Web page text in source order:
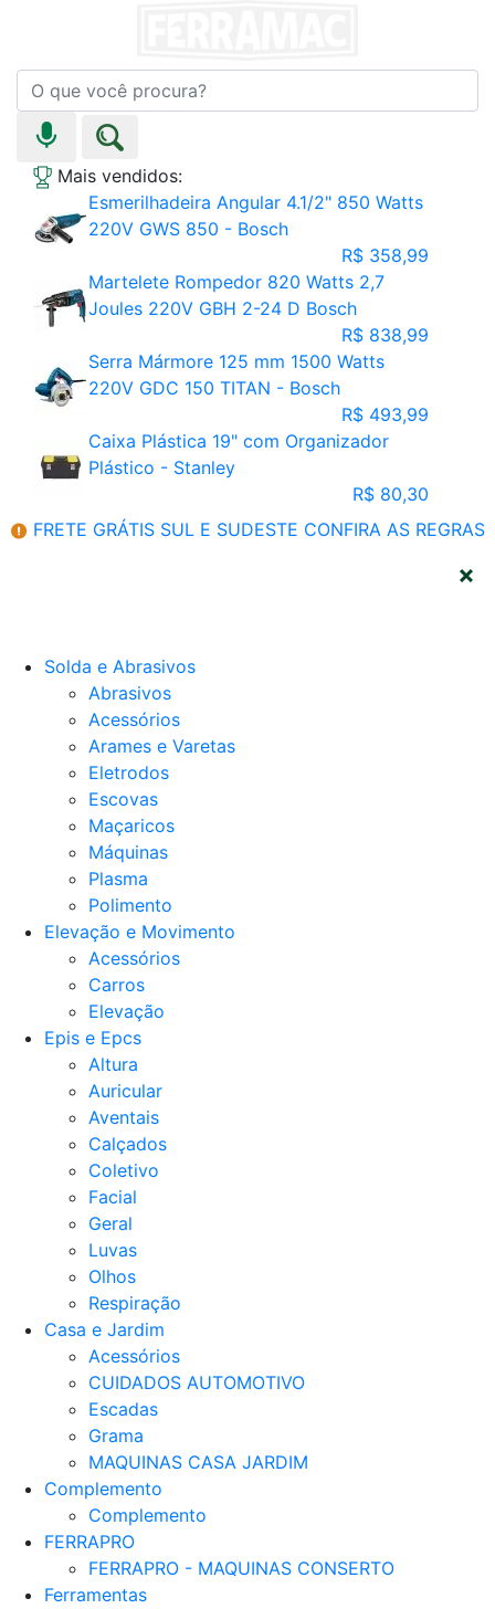
Mais vendidos:
Esmerilhadeira Angular 4.1/2" 850 Watts
220V GWS 850 - Bosch
R$ 358,99
Martelete Rompedor 820 Watts 2,7
Joules 220V GBH 2-24 D Bosch
R$ 838,99
Serra Mármore 125 mm 1500 Watts
220V GDC 150 TITAN - Bosch
R$ 493,99
Caixa Plástica 19" com Organizador
Plástico - Stanley
R$ 80,30
FRETE GRÁTIS SUL E SUDESTE CONFIRA AS REGRAS
Solda e Abrasivos
Abrasivos
Acessórios
Arames e Varetas
Eletrodos
Escovas
Maçaricos
Máquinas
Plasma
Polimento
Elevação e Movimento
Acessórios
Carros
Elevação
Epis e Epcs
Altura
Auricular
Aventais
Calçados
Coletivo
Facial
Geral
Luvas
Olhos
Respiração
Casa e Jardim
Acessórios
CUIDADOS AUTOMOTIVO
Escadas
Grama
MAQUINAS CASA JARDIM
Complemento
Complemento
FERRAPRO
FERRAPRO - MAQUINAS CONSERTO
Ferramentas